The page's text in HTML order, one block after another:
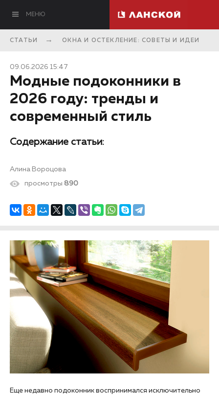
МЕНЮ
СТАТЬИ ОКНА И ОСТЕКЛЕНИЕ: СОВЕТЫ И ИДЕИ
09.06.2026 15:47
Модные подоконники в
2026 году: тренды и
современный стиль
Содержание статьи:
Алина Вороцова
просмотры 890
Еще недавно подоконник воспринимался исключительно